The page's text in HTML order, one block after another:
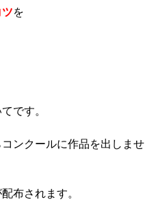
を
です。
ンクールに作品を出しませ
布されます。